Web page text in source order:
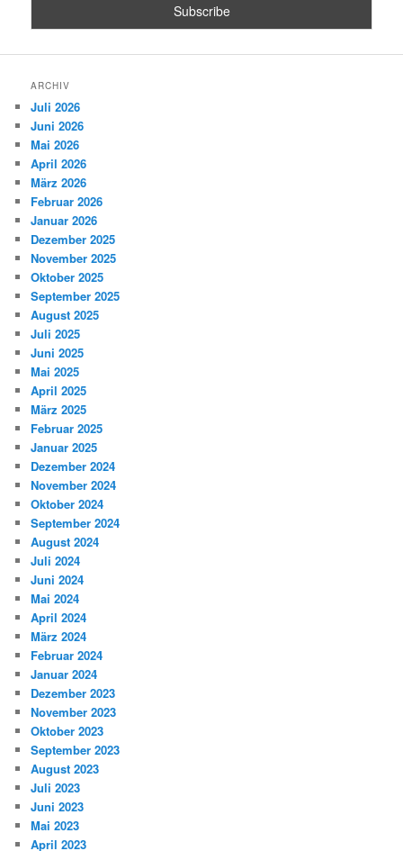
ARCHIV
Juli 2026
Juni 2026
Mai 2026
April 2026
März 2026
Februar 2026
Januar 2026
Dezember 2025
November 2025
Oktober 2025
September 2025
August 2025
Juli 2025
Juni 2025
Mai 2025
April 2025
März 2025
Februar 2025
Januar 2025
Dezember 2024
November 2024
Oktober 2024
September 2024
August 2024
Juli 2024
Juni 2024
Mai 2024
April 2024
März 2024
Februar 2024
Januar 2024
Dezember 2023
November 2023
Oktober 2023
September 2023
August 2023
Juli 2023
Juni 2023
Mai 2023
April 2023